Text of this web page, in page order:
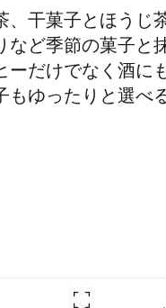
、干菓子とほう
など季節の菓子と
ーだけでなく酒に
ゆったりと選べ